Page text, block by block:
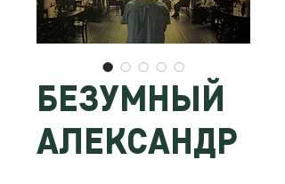
БЕЗУМНЫЙ
АЛЕКСАНДР